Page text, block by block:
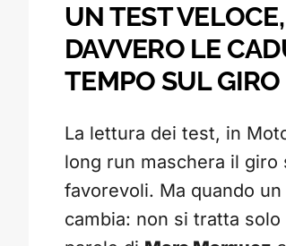
UN TEST
DAVVERO LE
TEMPO SUL GIRO
La lettura dei test, in
long run maschera il giro
favorevoli. Ma quando
cambia: non si tratta